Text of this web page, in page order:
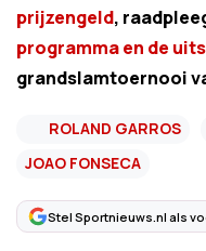
prijzengeld,
programma en de
grandslamtoernooi
ROLAND GARROS
JOAO FONSECA
Stel Sportnieuws.nl als